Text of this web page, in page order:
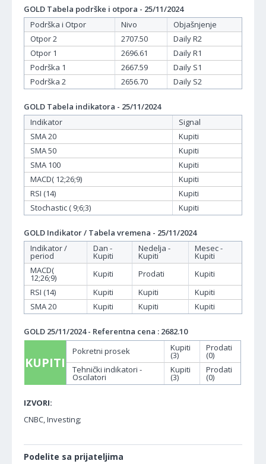
GOLD Tabela podrške i otpora - 25/11/2024
Podrška i Otpor
Nivo
Objašnjenje
Otpor 2
2707.50
Daily R2
Otpor 1
2696.61
Daily R1
Podrška 1
2667.59
Daily S1
Podrška 2
2656.70 Daily S2
GOLD Tabela indikatora - 25/11/2024
Indikator
Signal
SMA 20
Kupiti
SMA 50
Kupiti
SMA 100
Kupiti
MACD( 12;26;9)
Kupiti
RSI (14)
Kupiti
Stochastic ( 9;6;3)
Kupiti
GOLD Indikator / Tabela vremena - 25/11/2024
Indikator /
period
Dan -
Kupiti
Nedelja -
Kupiti
Mesec -
Kupiti
MACD(
12;26;9) Kupiti Prodati
Kupiti
RSI (14)
Kupiti Kupiti
Kupiti
SMA 20
Kupiti Kupiti Kupiti
GOLD 25/11/2024 - Referentna cena : 2682.10
KUPITI
Pokretni prosek Kupiti
(3)
Prodati
(0)
Tehnički indikatori -
Oscilatori
Kupiti
(3)
Prodati
(0)
IZVORI:
CNBC, Investing;
Podelite sa prijateljima